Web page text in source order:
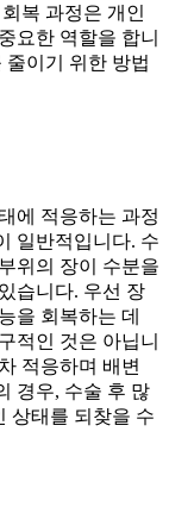
복 과정은 개인
요한 역할을 합니
이기 위한 방법
에 적응하는 과정
일반적입니다. 수
위의 장이 수분을
습니다. 우선 장
을 회복하는 데
적인 것은 아닙니
적응하며 배변
경우, 수술 후 많
상태를 되찾을 수